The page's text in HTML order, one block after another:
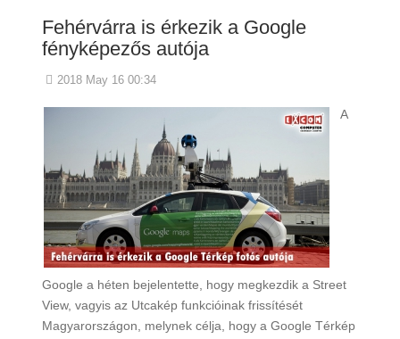
Fehérvárra is érkezik a Google
fényképezős autója
2018 May 16 00:34
A
Google a héten bejelentette, hogy megkezdik a Street
View, vagyis az Utcakép funkcióinak frissítését
Magyarországon, melynek célja, hogy a Google Térkép